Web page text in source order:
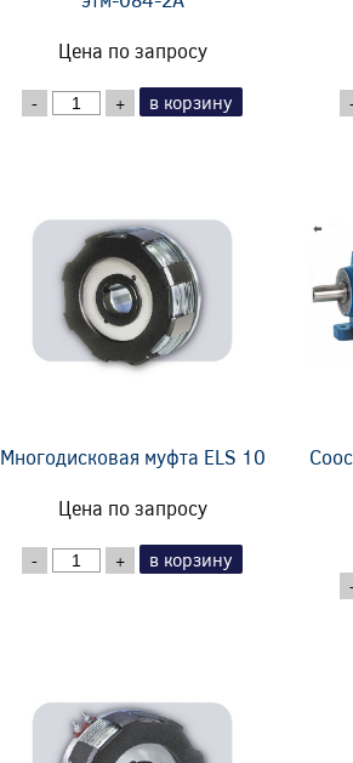
Цена по запросу
- + в корзину
Многодисковая муфта ELS 10
Цена по запросу
- + в корзину